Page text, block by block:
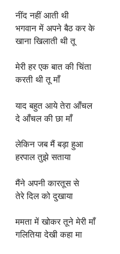
नींद नहीं आती थी
भगवान में अपने बैठ कर के
खाना खिलाती थी तू
मेरी हर एक बात की चिंता
करती थी तू माँ
याद बहुत आये तेरा आँचल
दे आँचल की छा माँ
लेकिन जब मैं बड़ा हुआ
हरपाल तुझे सताया
मैंने अपनी कारतूस से
तेरे दिल को दुखाया
ममता में खोकर तूने मेरी माँ
गलितिया देखी कहा मा